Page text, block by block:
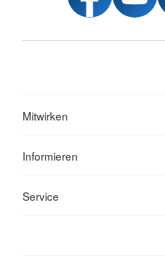
Mitwirken
Informieren
Service